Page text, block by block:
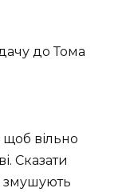
до Тома
щоб вільно
Сказати
змушують